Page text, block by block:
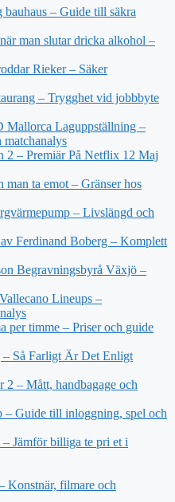
bauhaus – Guide till säkra
man slutar dricka alkohol –
Rieker – Säker
– Trygghet vid jobbbyte
Mallorca Laguppställning –
2 – Premiär På Netflix 12 Maj
ta emot – Gränser hos
– Livslängd och
Ferdinand Boberg – Komplett
Begravningsbyrå Växjö –
Lineups –
per timme – Priser och guide
– Så Farligt Är Det Enligt
2 – Mått, handbagage och
– Guide till inloggning, spel och
Jämför billiga te pri et i
Konstnär, filmare och